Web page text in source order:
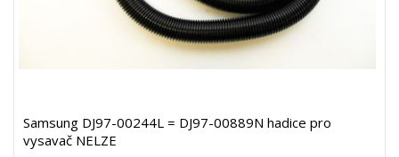
Samsung DJ97-00244L = DJ97-00889N hadice pro
vysavač NELZE